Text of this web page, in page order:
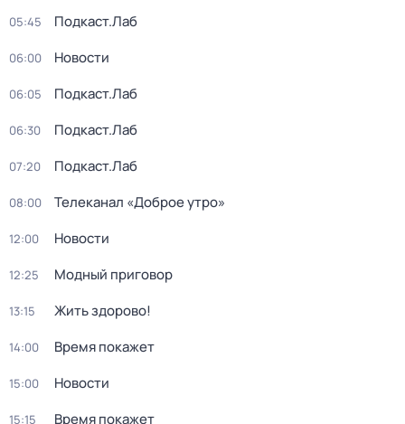
05:45 Подкаст.Лаб
06:00 Новости
06:05 Подкаст.Лаб
06:30 Подкаст.Лаб
07:20 Подкаст.Лаб
08:00 Телеканал «Доброе утро»
12:00 Новости
12:25 Модный приговор
13:15 Жить здорово!
14:00 Время покажет
15:00 Новости
15:15 Время покажет